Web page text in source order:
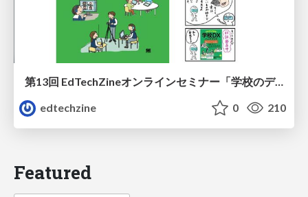
第13回 EdTechZineオンラインセミナー「学校のデジタル化を推進する『授業以外のICT活用事例』～『これならできる！学校DXハンドブック』刊行記念セミナー」平井聡一郎氏資料
edtechzine
0 210
Featured